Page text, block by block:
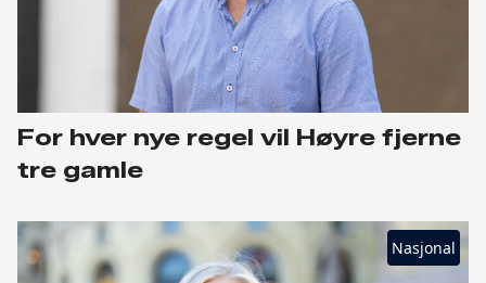
For hver nye regel vil Høyre fjerne
tre gamle
Nasjonal